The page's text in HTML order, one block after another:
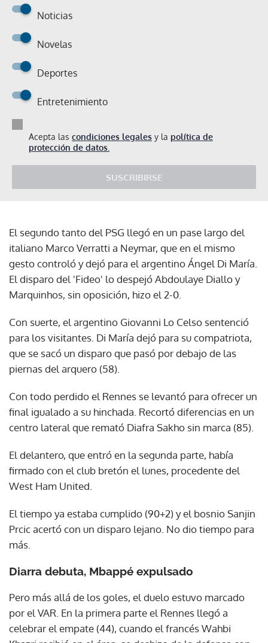
Noticias
Novelas
Deportes
Entretenimiento
Acepta las condiciones legales y la política de
protección de datos.
SUSCRIBIRSE
El segundo tanto del PSG llegó en un pase largo del
italiano Marco Verratti a Neymar, que en el mismo
gesto controló y dejó para el argentino Ángel Di María.
El disparo del 'Fideo' lo despejó Abdoulaye Diallo y
Marquinhos, sin oposición, hizo el 2-0.
Con suerte, el argentino Giovanni Lo Celso sentenció
para los visitantes. Di María dejó para su compatriota,
que se sacó un disparo que pasó por debajo de las
piernas del arquero (58).
Con todo perdido el Rennes se levantó para ofrecer un
final igualado a su hinchada. Recortó diferencias en un
centro lateral que remató Diafra Sakho sin marca (85).
El delantero, que entró en la segunda parte, había
firmado con el club bretón el lunes, procedente del
West Ham United.
El tiempo ya estaba cumplido (90+2) y el bosnio Sanjin
Prcic acertó con un disparo lejano. No dio tiempo para
más.
Diarra debuta, Mbappé expulsado
Pero más allá de los goles, el duelo estuvo marcado
por el VAR. En la primera parte el Rennes llegó a
celebrar el empate (44), cuando el francés Wahbi